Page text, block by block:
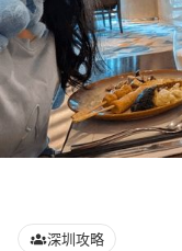
深圳攻略